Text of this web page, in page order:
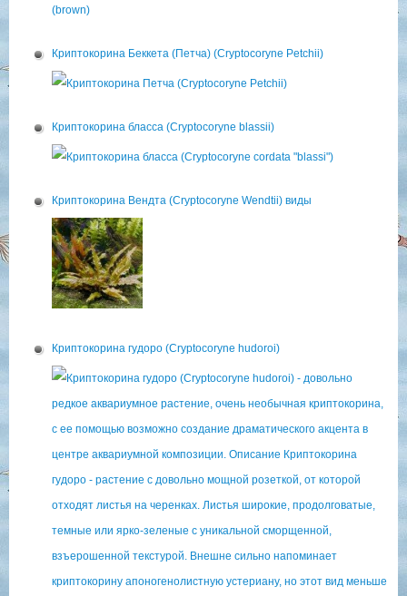
Криптокорина Беккета (Петча) (Cryptocoryne Petchii)
Криптокорина бласса (Cryptocoryne blassii)
Криптокорина Вендта (Cryptocoryne Wendtii) виды
Криптокорина гудоро (Cryptocoryne hudoroi)